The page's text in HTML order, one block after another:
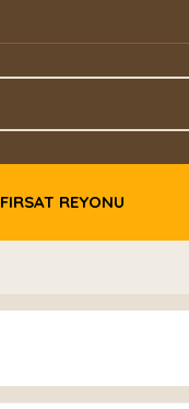
FIRSAT REYONU